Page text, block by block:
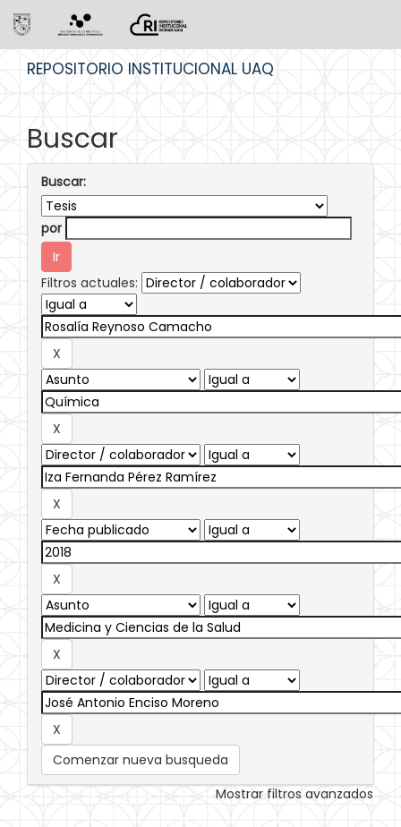
REPOSITORIO INSTITUCIONAL UAQ
Buscar
Buscar:
por
Filtros actuales:
Comenzar nueva busqueda
Mostrar filtros avanzados